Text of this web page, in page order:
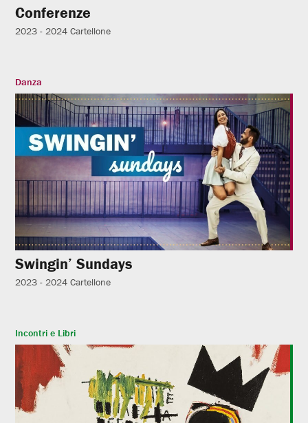
Conferenze
2023 - 2024 Cartellone
Danza
Swingin’ Sundays
2023 - 2024 Cartellone
Incontri e Libri